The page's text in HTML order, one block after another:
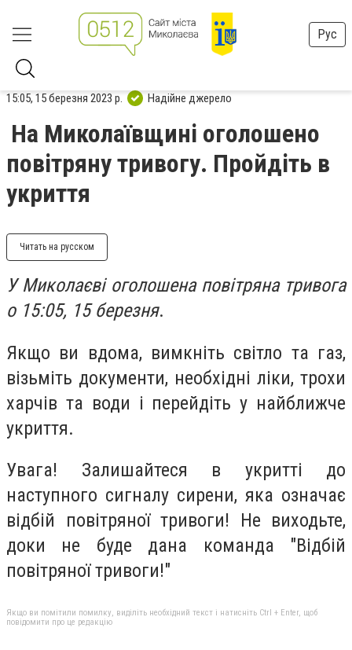
Рус
15:05, 15 березня 2023 р. Надійне джерело
На Миколаївщині оголошено
повітряну тривогу. Пройдіть в
укриття
Читать на русском
У Миколаєві оголошена повітряна тривога
о 15:05, 15 березня.
Якщо ви вдома, вимкніть світло та газ,
візьміть документи, необхідні ліки, трохи
харчів та води і перейдіть у найближче
укриття.
Увага! Залишайтеся в укритті до
наступного сигналу сирени, яка означає
відбій повітряної тривоги! Не виходьте,
доки не буде дана команда "Відбій
повітряної тривоги!"
Якщо ви помітили помилку, виділіть необхідний текст і натисніть Ctrl + Enter, щоб
повідомити про це редакцію